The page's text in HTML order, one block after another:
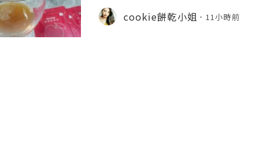
生活習慣多照顧自己。 最近接觸到
引我的就是它清新簡約的包裝，看起來不
cookie餅乾小姐 11小時前